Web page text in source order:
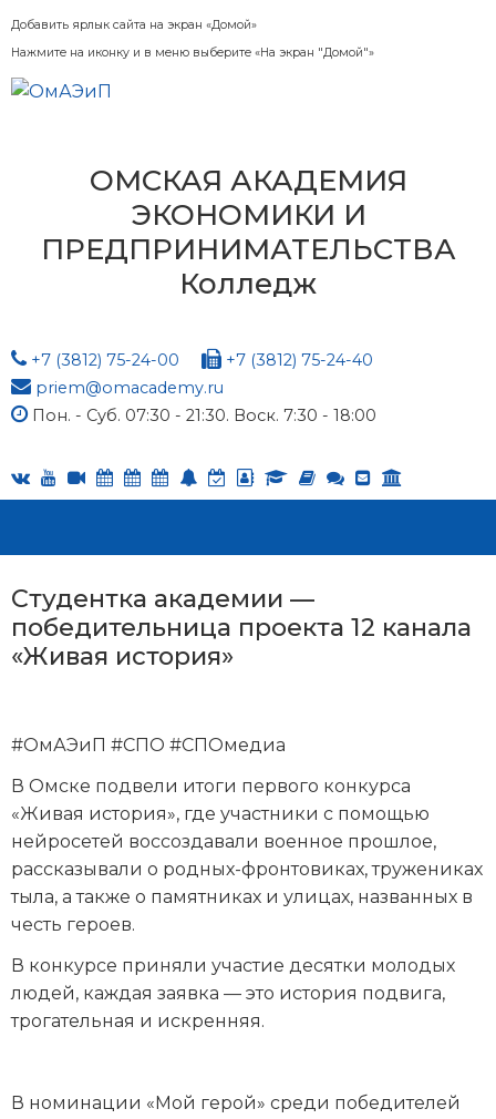
Добавить ярлык сайта на экран «Домой»
Нажмите на иконку и в меню выберите «На экран "Домой"»
ОМСКАЯ АКАДЕМИЯ
ЭКОНОМИКИ И
ПРЕДПРИНИМАТЕЛЬСТВА
Колледж
+7 (3812) 75-24-00
+7 (3812) 75-24-40
priem@omacademy.ru
Пон. - Суб. 07:30 - 21:30. Воск. 7:30 - 18:00
Студентка академии —
победительница проекта 12 канала
«Живая история»
#ОмАЭиП #СПО #СПОмедиа
В Омске подвели итоги первого конкурса
«Живая история», где участники с помощью
нейросетей воссоздавали военное прошлое,
рассказывали о родных-фронтовиках, тружениках
тыла, а также о памятниках и улицах, названных в
честь героев.
В конкурсе приняли участие десятки молодых
людей, каждая заявка — это история подвига,
трогательная и искренняя.
В номинации «Мой герой» среди победителей